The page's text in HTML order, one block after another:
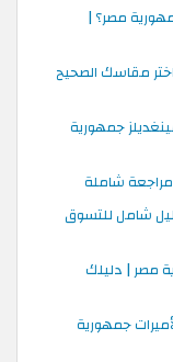
مصر؟ |
مقاسك الصحيح
جمهورية
شاملة
شامل للتسوق
مصر | دليلك
جمهورية